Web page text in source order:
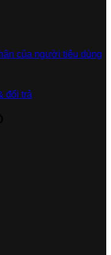
của người tiêu dùng
đổi trả